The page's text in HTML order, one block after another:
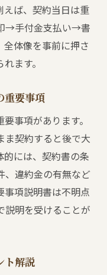
えば、契約当日は重
→手付金支払い→書
体像を事前に押さ
ます。
重要事項
事項があります。
ま契約すると後で大
的には、契約書の条
、違約金の有無など
事項説明書は不明点
説明を受けることが
ト解説